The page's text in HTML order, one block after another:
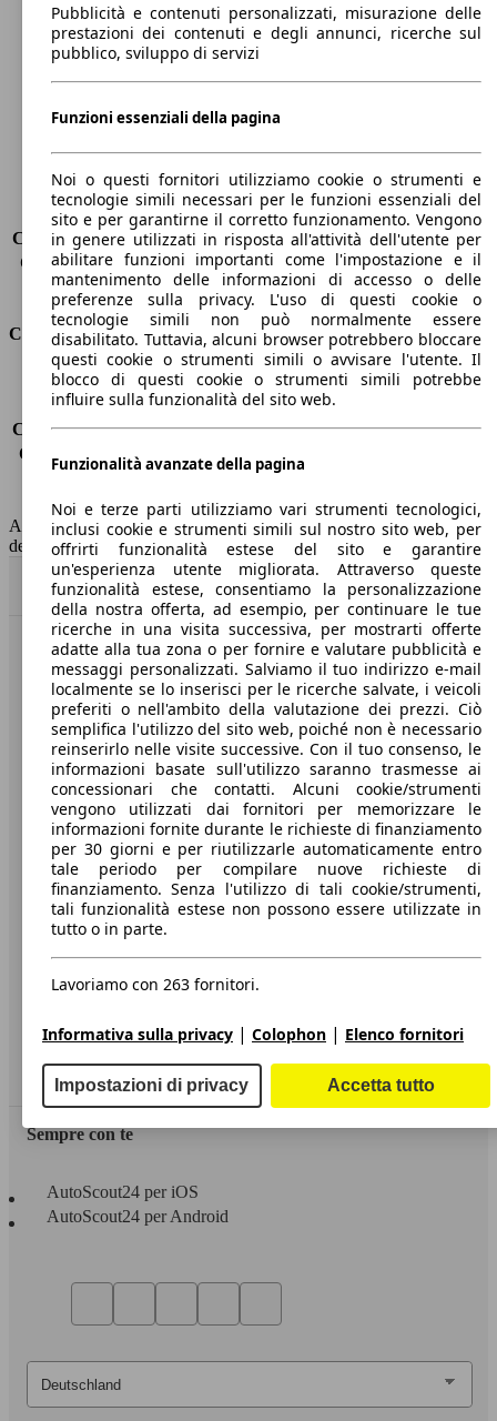
Lunghezza
4360 mm
Altezza
1480 mm
Larghezza
Peso massimo
-
Sedili
5
Carico sul tetto
-
Capacità di traino (senza freni) -
Capacità di traino (con freni)
1200 kg
Volume del bagagliaio
277 - 1148 l
Consumi
Emissioni di CO2*
99 g/km (komb.)
Consumo (urbano)
4.3 l/100km
Consumo (extra-urbano) 3.4 l/100km
Consumo (combinato)*
3.8 l/100km
Capacità del serbatoio
55 l
AutoScout24 non si assume alcuna responsabilità per la correttezza
dei dati.
Torna su
Benvenuti su AutoScout24, il mercato auto europeo.
Società
A proposito di AutoScout24
Stampa
Media
Condizioni generali
Informazioni
Privacy
Dichiarazione di Accessibilità
Servizi
Area rivenditori
Sempre con te
AutoScout24 per iOS
AutoScout24 per Android
Pubblicità e contenuti personalizzati, misurazione delle
prestazioni dei contenuti e degli annunci, ricerche sul
pubblico, sviluppo di servizi
Funzioni essenziali della pagina
Noi o questi fornitori utilizziamo cookie o strumenti e
tecnologie simili necessari per le funzioni essenziali del
sito e per garantirne il corretto funzionamento. Vengono
in genere utilizzati in risposta all'attività dell'utente per
abilitare funzioni importanti come l'impostazione e il
mantenimento delle informazioni di accesso o delle
preferenze sulla privacy. L'uso di questi cookie o
tecnologie simili non può normalmente essere
disabilitato. Tuttavia, alcuni browser potrebbero bloccare
questi cookie o strumenti simili o avvisare l'utente. Il
blocco di questi cookie o strumenti simili potrebbe
influire sulla funzionalità del sito web.
Funzionalità avanzate della pagina
Noi e terze parti utilizziamo vari strumenti tecnologici,
inclusi cookie e strumenti simili sul nostro sito web, per
offrirti funzionalità estese del sito e garantire
un'esperienza utente migliorata. Attraverso queste
funzionalità estese, consentiamo la personalizzazione
della nostra offerta, ad esempio, per continuare le tue
ricerche in una visita successiva, per mostrarti offerte
adatte alla tua zona o per fornire e valutare pubblicità e
messaggi personalizzati. Salviamo il tuo indirizzo e-mail
localmente se lo inserisci per le ricerche salvate, i veicoli
preferiti o nell'ambito della valutazione dei prezzi. Ciò
semplifica l'utilizzo del sito web, poiché non è necessario
reinserirlo nelle visite successive. Con il tuo consenso, le
informazioni basate sull'utilizzo saranno trasmesse ai
concessionari che contatti. Alcuni cookie/strumenti
vengono utilizzati dai fornitori per memorizzare le
informazioni fornite durante le richieste di finanziamento
per 30 giorni e per riutilizzarle automaticamente entro
tale periodo per compilare nuove richieste di
finanziamento. Senza l'utilizzo di tali cookie/strumenti,
tali funzionalità estese non possono essere utilizzate in
tutto o in parte.
Lavoriamo con 263 fornitori.
Informativa sulla privacy | Colophon | Elenco fornitori
Impostazioni di privacy Accetta tutto